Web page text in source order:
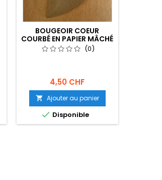
BOUGEOIR COEUR
COURBÉ EN PAPIER MÂCHÉ
12 X 10 X 2,5 CM
(0)
4,50 CHF
 Ajouter au panier
 Disponible